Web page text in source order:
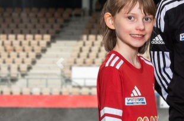
Previous